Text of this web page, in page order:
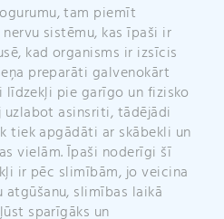
tam piemīt
sistēmu, kas īpaši ir
kad organisms ir izsīcis
preparāti galvenokārt
pie garīgo un fizisko
uzlabot asinsriti, tādējādi
tiek apgādāti ar skābekli un
vielām. Īpaši noderīgi šī
ir pēc slimībām, jo veicina
atgūšanu, slimības laikā
sparīgāks un